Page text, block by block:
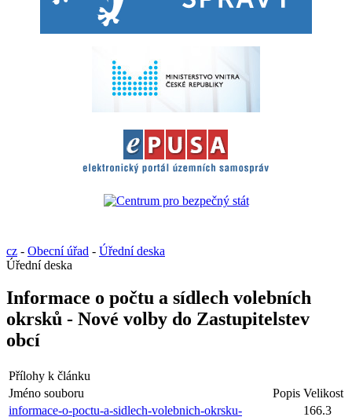
cz - Obecní úřad - Úřední deska
Úřední deska
Informace o počtu a sídlech volebních
okrsků - Nové volby do Zastupitelstev
obcí
Přílohy k článku
Jméno souboru
Popis Velikost
informace-o-poctu-a-sidlech-volebnich-okrsku-
166.3